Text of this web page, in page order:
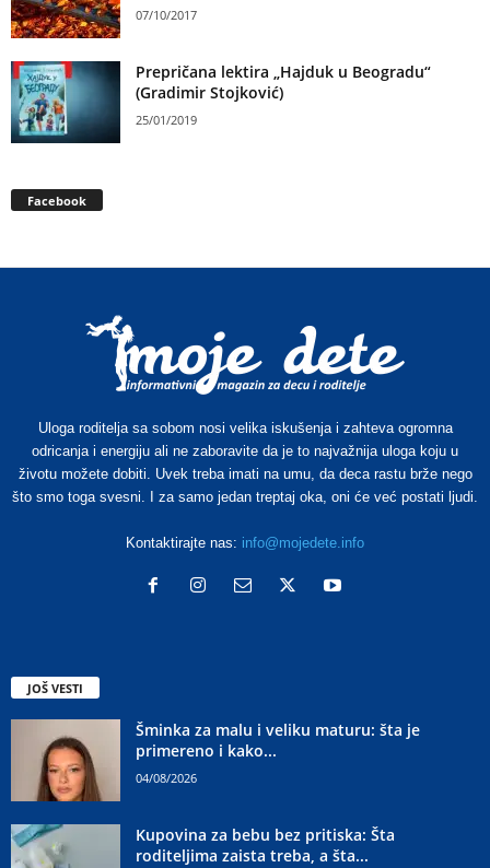
07/10/2017
Prepričana lektira „Hajduk u Beogradu“
(Gradimir Stojković)
25/01/2019
Facebook
Uloga roditelja sa sobom nosi velika iskušenja i zahteva ogromna
odricanja i energiju ali ne zaboravite da je to najvažnija uloga koju u
životu možete dobiti. Uvek treba imati na umu, da deca rastu brže nego
što smo toga svesni. I za samo jedan treptaj oka, oni će već postati ljudi.
Kontaktirajte nas: info@mojedete.info
JOŠ VESTI
Šminka za malu i veliku maturu: šta je
primereno i kako...
04/08/2026
Kupovina za bebu bez pritiska: Šta
roditeljima zaista treba, a šta...